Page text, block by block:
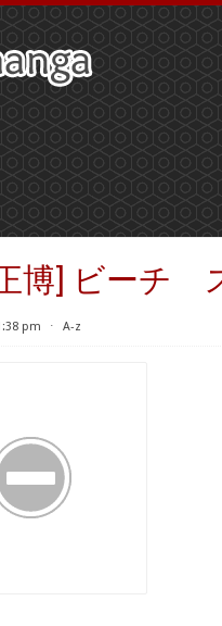
博] ビーチ
pm ⋅ A-z